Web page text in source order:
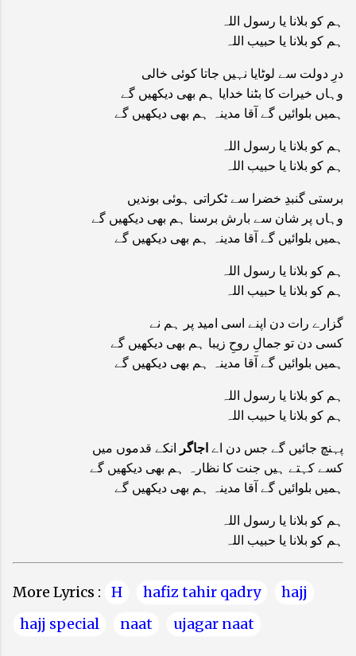
ہم کو بلانا یا رسول اللہ
ہم کو بلانا یا حبیب اللہ
درِ دولت سے لوٹایا نہیں جاتا کوئی خالی
وہاں خیرات کا بٹنا خدایا ہم بھی دیکھیں گے
ہمیں بلوائیں گے آقا مدینہ ہم بھی دیکھیں گے
ہم کو بلانا یا رسول اللہ
ہم کو بلانا یا حبیب اللہ
برستی گنبدِ خضرا سے ٹکراتی ہوئی بوندیں
وہاں پر شان سے بارش برسنا ہم بھی دیکھیں گے
ہمیں بلوائیں گے آقا مدینہ ہم بھی دیکھیں گے
ہم کو بلانا یا رسول اللہ
ہم کو بلانا یا حبیب اللہ
گزارے رات دن اپنے اسی امید پر ہم نے
کسی دن تو جمالِ روحِ زیبا ہم بھی دیکھیں گے
ہمیں بلوائیں گے آقا مدینہ ہم بھی دیکھیں گے
ہم کو بلانا یا رسول اللہ
ہم کو بلانا یا حبیب اللہ
پہنچ جائیں گے جس دن اے اجاگر انکے قدموں میں
کسے کہتے ہیں جنت کا نظارہ ہم بھی دیکھیں گے
ہمیں بلوائیں گے آقا مدینہ ہم بھی دیکھیں گے
ہم کو بلانا یا رسول اللہ
ہم کو بلانا یا حبیب اللہ
More Lyrics : H hafiz tahir qadry
hajj
hajj special
naat ujagar naat